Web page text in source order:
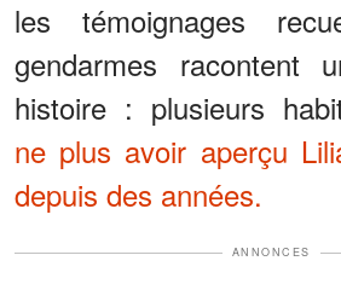
les témoignages
gendarmes racontent
histoire : plusieurs
ne plus avoir aperçu
depuis des années.
ANNONCES